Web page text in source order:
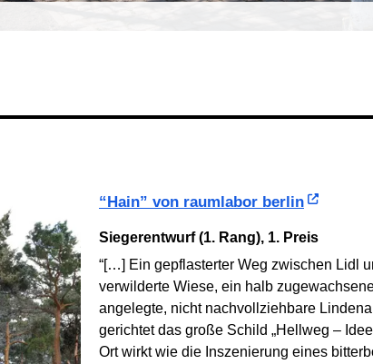
“Hain” von raumlabor berlin
Siegerentwurf (1. Rang), 1. Preis
“[…] Ein gepflasterter Weg zwischen Lidl
verwilderte Wiese, ein halb
angelegte, nicht nachvollziehbare
gerichtet das große Schild „Hellweg –
Ort wirkt wie die Inszenierung eines